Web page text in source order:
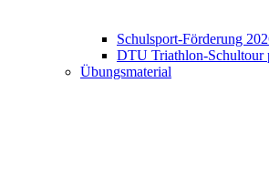
Schulsport-Förderung
DTU Triathlon-Schultour
Übungsmaterial